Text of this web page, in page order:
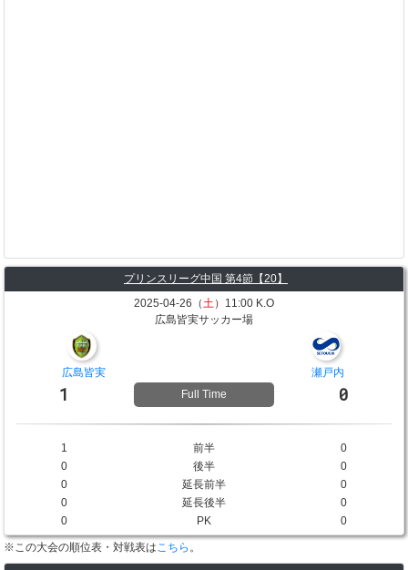
プリンスリーグ中国 第4節【20】
2025-04-26（土）11:00 K.O
広島皆実サッカー場
広島皆実 瀬戸内
1 Full Time 0
1 前半
0
0
後半
0
0
延長前半
0
0
延長後半
0
0
PK 0
※この大会の順位表・対戦表はこちら 。